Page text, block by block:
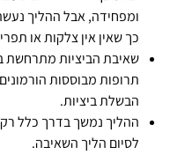
כך שאין אין צלקות או
תרופות מבוססות
הבשלת ביציות.
לסיום הליך השאיבה.